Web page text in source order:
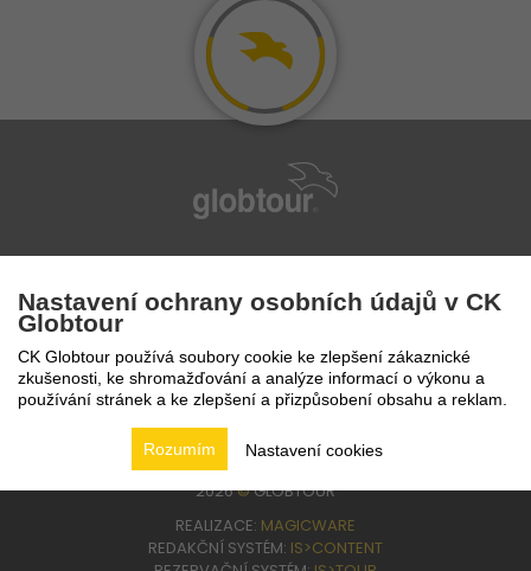
224 94 82 41
2026©GLOBTOUR
REALIZACE: MAGICWARE
REDAKČNÍ SYSTÉM: IS>CONTENT
Nastavení ochrany osobních údajů v CK
Globtour
CK Globtour používá soubory cookie ke zlepšení zákaznické
zkušenosti, ke shromažďování a analýze informací o výkonu a
používání stránek a ke zlepšení a přizpůsobení obsahu a reklam.
Nastavení cookies
Rozumím